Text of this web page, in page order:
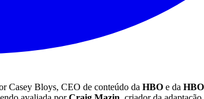
Casey Bloys, CEO de conteúdo da HBO e da